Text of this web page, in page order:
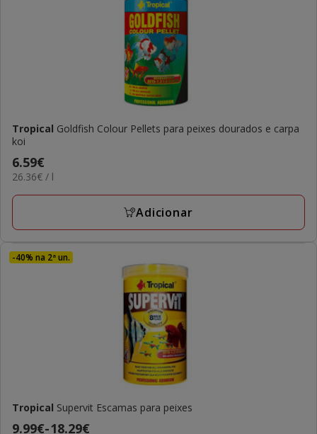
Tropical Goldfish Colour Pellets para peixes dourados e carpa
koi
Preço
6.59€
6.59€
26.36€
L
26.36€ / l
Adicionar
-40% na 2ª un.
Tropical Supervit Escamas para peixes
Preço
9.99€-18.29€